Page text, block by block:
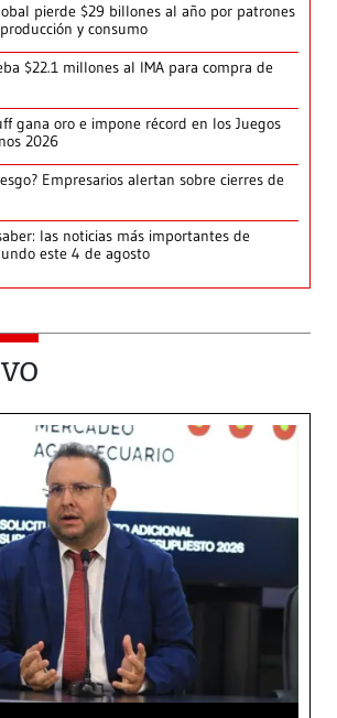
pierde $29 billones al año por patrones
y consumo
$22.1 millones al IMA para compra de
gana oro e impone récord en los Juegos
2026
Empresarios alertan sobre cierres de
las noticias más importantes de
este 4 de agosto